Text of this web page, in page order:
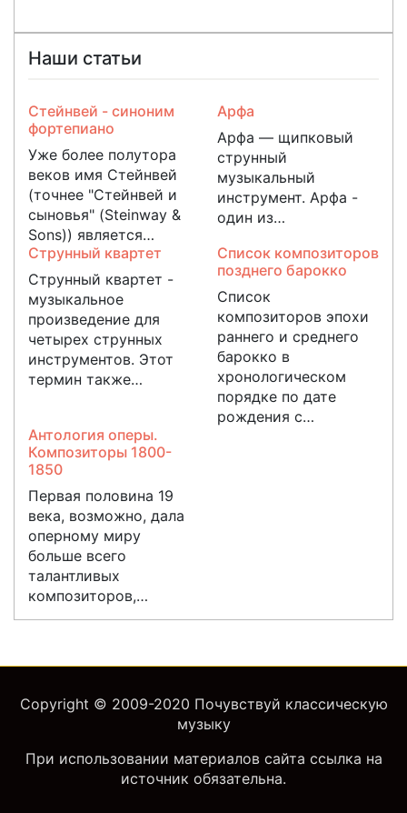
Наши статьи
Стейнвей - синоним
фортепиано
Уже более полутора
веков имя Стейнвей
(точнее "Стейнвей и
сыновья" (Steinway &
Sons)) является…
Арфа
Арфа — щипковый
струнный
музыкальный
инструмент. Арфа -
один из…
Струнный квартет
Струнный квартет -
музыкальное
произведение для
четырех струнных
инструментов. Этот
термин также…
Список композиторов
позднего барокко
Список
композиторов эпохи
раннего и среднего
барокко в
хронологическом
порядке по дате
рождения с…
Антология оперы.
Композиторы 1800-
1850
Первая половина 19
века, возможно, дала
оперному миру
больше всего
талантливых
композиторов,…
Copyright © 2009-2020 Почувствуй классическую
музыку
При использовании материалов сайта ссылка на
источник обязательна.